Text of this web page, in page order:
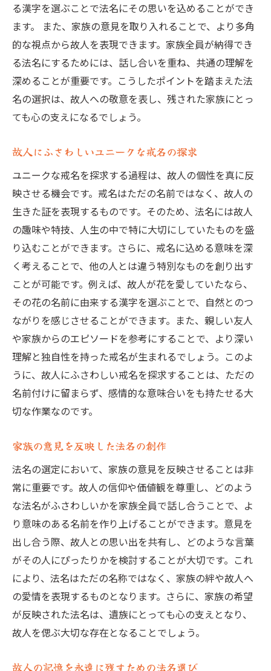
る漢字を選ぶことで法名にその思いを込めることができ
ます。 また、家族の意見を取り入れることで、より多角
的な視点から故人を表現できます。家族全員が納得でき
る法名にするためには、話し合いを重ね、共通の理解を
深めることが重要です。こうしたポイントを踏まえた法
名の選択は、故人への敬意を表し、残された家族にとっ
ても心の支えになるでしょう。
故人にふさわしいユニークな戒名の探求
ユニークな戒名を探求する過程は、故人の個性を真に反
映させる機会です。戒名はただの名前ではなく、故人の
生きた証を表現するものです。そのため、法名には故人
の趣味や特技、人生の中で特に大切にしていたものを盛
り込むことができます。さらに、戒名に込める意味を深
く考えることで、他の人とは違う特別なものを創り出す
ことが可能です。例えば、故人が花を愛していたなら、
その花の名前に由来する漢字を選ぶことで、自然とのつ
ながりを感じさせることができます。また、親しい友人
や家族からのエピソードを参考にすることで、より深い
理解と独自性を持った戒名が生まれるでしょう。このよ
うに、故人にふさわしい戒名を探求することは、ただの
名前付けに留まらず、感情的な意味合いをも持たせる大
切な作業なのです。
家族の意見を反映した法名の創作
法名の選定において、家族の意見を反映させることは非
常に重要です。故人の信仰や価値観を尊重し、どのよう
な法名がふさわしいかを家族全員で話し合うことで、よ
り意味のある名前を作り上げることができます。意見を
出し合う際、故人との思い出を共有し、どのような言葉
がその人にぴったりかを検討することが大切です。これ
により、法名はただの名称ではなく、家族の絆や故人へ
の愛情を表現するものとなります。さらに、家族の希望
が反映された法名は、遺族にとっても心の支えとなり、
故人を偲ぶ大切な存在となることでしょう。
故人の記憶を永遠に残すための法名選び